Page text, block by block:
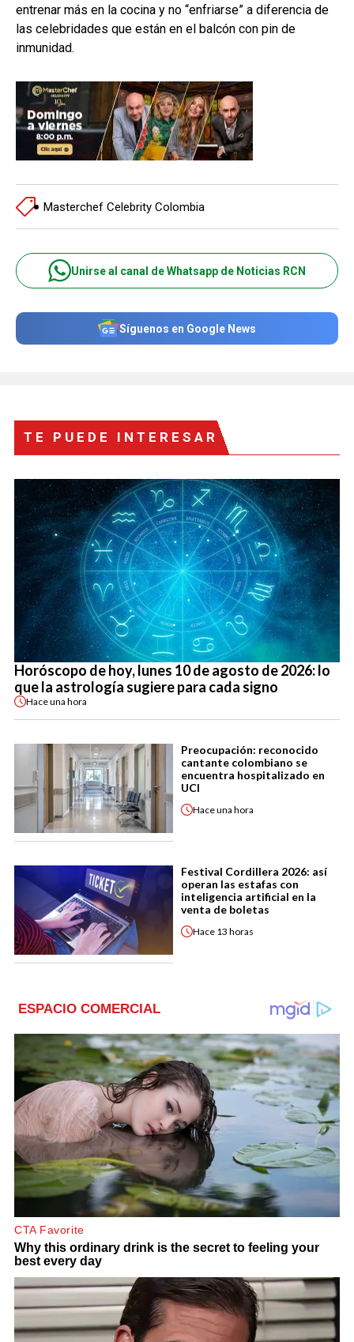
entrenar más en la cocina y no “enfriarse” a diferencia de
las celebridades que están en el balcón con pin de
inmunidad.
Masterchef Celebrity Colombia
Unirse al canal de Whatsapp de Noticias RCN
Síguenos en Google News
TE PUEDE INTERESAR
Horóscopo de hoy, lunes 10 de agosto de 2026: lo
que la astrología sugiere para cada signo
Haceuna hora
Preocupación: reconocido
cantante colombiano se
encuentra hospitalizado en
UCI
Haceuna hora
Festival Cordillera 2026: así
operan las estafas con
inteligencia artificial en la
venta de boletas
Hace 13 horas